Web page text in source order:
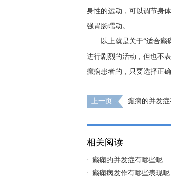
身性的运动，可以调节身
强胃肠蠕动。
以上就是关于“适合
进行剧烈的活动，但也不
癫痫患者的，只要选择正
上一页 癫痫的并发
相关阅读
癫痫的并发症有哪些呢
癫痫病发作有哪些表现呢